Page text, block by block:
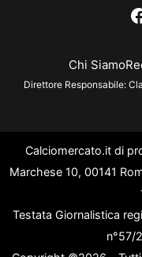
Chi Siamo
Direttore Responsabile:
Calciomercato.it di
Marchese 10, 00141
Testata Giornalistica
n°57/